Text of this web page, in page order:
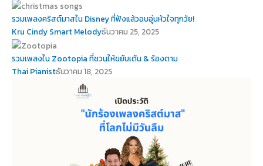
รวมเพลงคริสต์มาสใน Disney ที่ฟังแล้วอบอุ่นหัวใจทุกวัย!
Kru Cindy Smart Melodyธันวาคม 25, 2025
รวมเพลงใน Zootopia ที่ชวนให้ขยับเต้น & ร้องตาม
Thai Pianistธันวาคม 18, 2025